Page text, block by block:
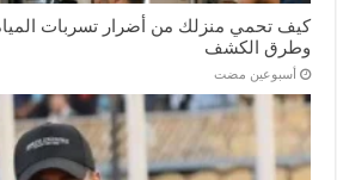
كيف تحمي منزلك من أضرار تسربات
وطرق الكشف
‏أسبوعين مضت